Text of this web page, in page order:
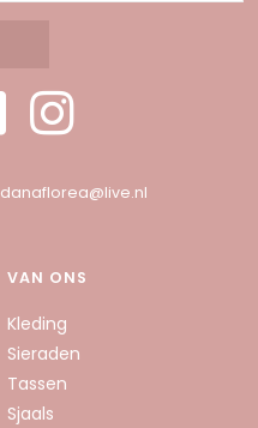
danaflorea@live.nl
VAN ONS
Kleding
Sieraden
Tassen
Sjaals